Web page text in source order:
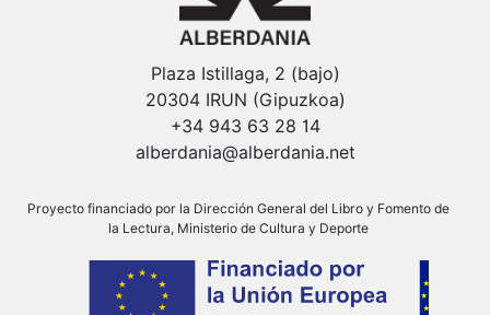
Plaza Istillaga, 2 (bajo)
20304 IRUN (Gipuzkoa)
+34 943 63 28 14
alberdania@alberdania.net
Proyecto financiado por la Dirección General del Libro y Fomento de
la Lectura, Ministerio de Cultura y Deporte